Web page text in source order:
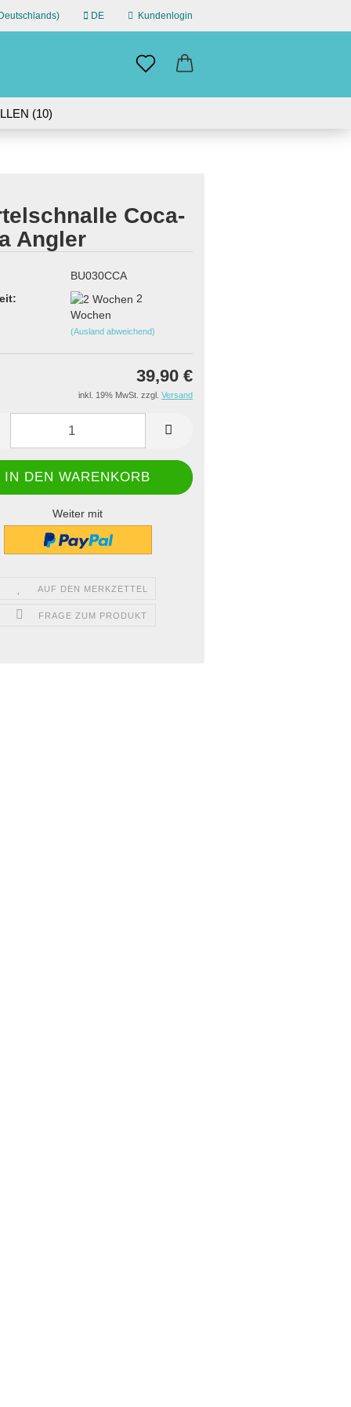
DE Kundenlogin
(10)
Coca-
Angler
BU030CCA
2
Wochen
(Ausland abweichend)
39,90 €
inkl. 19% MwSt. zzgl. Versand
Weiter mit
AUF DEN MERKZETTEL
FRAGE ZUM PRODUKT